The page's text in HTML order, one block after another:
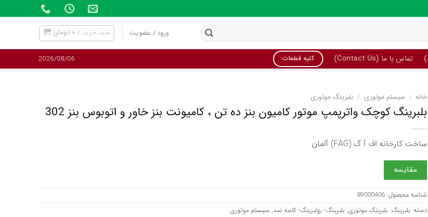
ورود / عضویت سبد خرید / ۰ تومان
تماس با ما (Contact Us) کلیه قطعات 2026/08/06
خانه / سیستم موتوری / بلبرینگ موتوری
بلبرینگ کوچک واترپمپ موتور کامیون بنز ده تن ، کامیونت بنز خاور و اتوبوس بنز 302
ساخت کارخانه اف آ گ (FAG) آلمان
مقایسه
شناسه محصول: 89000406
دسته: بلبرینگ, بلبرینگ موتوری, بلبرینگ- رولبرینگ- کاسه نمد, سیستم موتوری